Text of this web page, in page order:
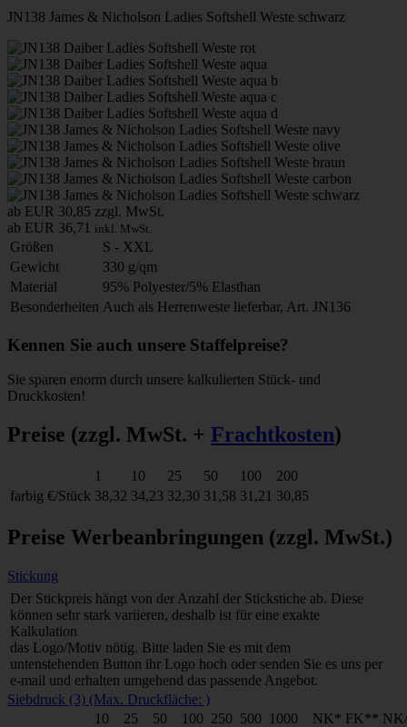
JN138 James & Nicholson Ladies Softshell Weste schwarz
ab EUR 30,85 zzgl. MwSt.
ab EUR 36,71 inkl. MwSt.
Größen
S - XXL
Gewicht
330 g/qm
Material
95% Polyester/5% Elasthan
Besonderheiten Auch als Herrenweste lieferbar, Art. JN136
Kennen Sie auch unsere Staffelpreise?
Sie sparen enorm durch unsere kalkulierten Stück- und
Druckkosten!
Preise (zzgl. MwSt. + Frachtkosten)
1 10 25 50 100
200
farbig €/Stück 38,32 34,23 32,30 31,58 31,21 30,85
Preise Werbeanbringungen (zzgl. MwSt.)
Stickung
Der Stickpreis hängt von der Anzahl der Stickstiche ab. Diese
können sehr stark variieren, deshalb ist für eine exakte
Kalkulation
das Logo/Motiv nötig. Bitte laden Sie es mit dem
untenstehenden Button ihr Logo hoch oder senden Sie es uns per
e-mail und erhalten umgehend das passende Angebot.
Siebdruck (3) (Max. Druckfläche: )
10
25 50 100 250 500 1000 NK* FK**